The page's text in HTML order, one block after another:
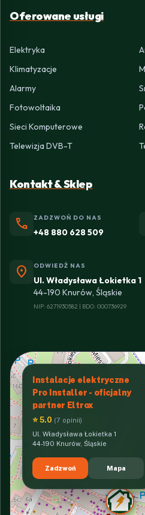
Oferowane usługi
Elektryka
Klimatyzacje
Alarmy
Fotowoltaika
Sieci Komputerowe
Telewizja DVB-T
Kontakt & Sklep
phone ZADZWOŃ DO NAS
+48 880 628 509
location_on ODWIEDŹ NAS
Ul. Władysława Łokietka 1
44-190 Knurów, Śląskie
NIP: 6271930582 | BDO: 000736929
Instalacje elektryczne
Pro Installer - oficjalny
partner Eltrox
⭐ 5.0 (7 opinii)
Ul. Władysława Łokietka 1
44-190 Knurów, Śląskie
Zadzwoń Mapa